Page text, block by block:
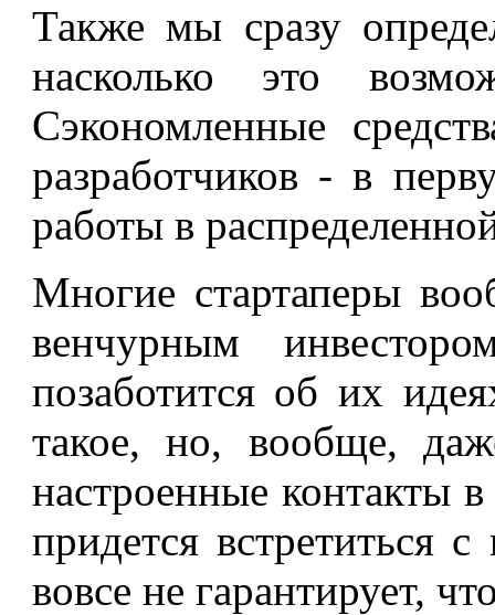
Также мы сразу
насколько это
Сэкономленные
разработчиков - в
работы в
Многие стартаперы
венчурным
позаботится об их
такое, но, вообще,
настроенные контакты
придется встретиться
вовсе не гарантирует,